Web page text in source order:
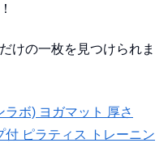
けの一枚を見つけられま
ボ) ヨガマット 厚さ
ピラティス トレーニン